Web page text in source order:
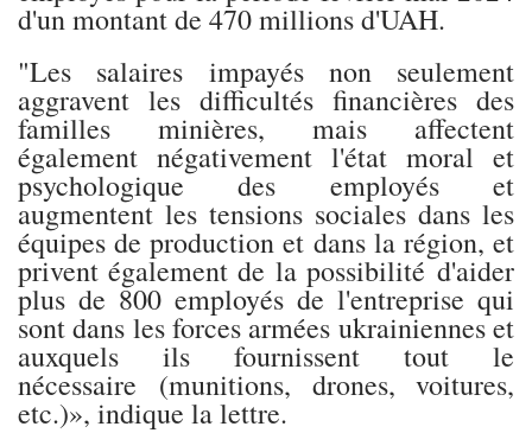
d'un montant de 470 millions d'UAH.
"Les salaires impayés non seulement
aggravent les difficultés financières des
familles minières, mais affectent
également négativement l'état moral et
psychologique des employés et
augmentent les tensions sociales dans les
équipes de production et dans la région, et
privent également de la possibilité d'aider
plus de 800 employés de l'entreprise qui
sont dans les forces armées ukrainiennes et
auxquels ils fournissent tout le
nécessaire (munitions, drones, voitures,
etc.)», indique la lettre.